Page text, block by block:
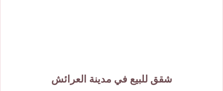
شقق للبيع في مدينة العرائش